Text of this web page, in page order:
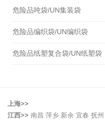
危险品吨袋/UN集装袋
危险品编织袋/UN编织袋
危险品纸塑复合袋/UN纸塑袋
上海>>
江西>> 南昌 萍乡 新余 宜春 抚州